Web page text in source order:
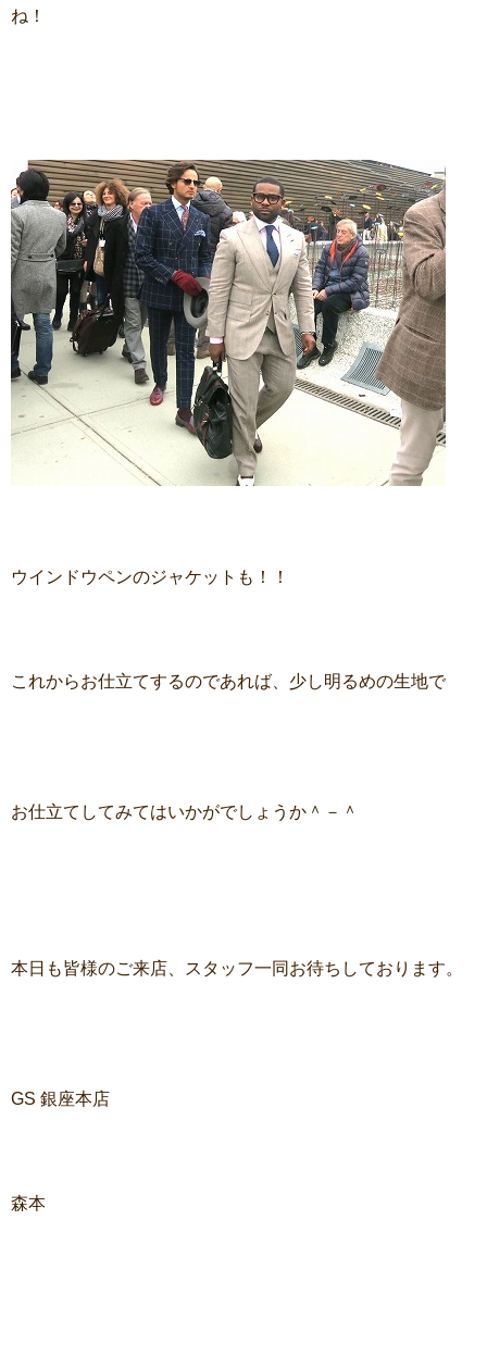
ね！
ウインドウペンのジャケットも！！
これからお仕立てするのであれば、少し明るめの生地で
お仕立てしてみてはいかがでしょうか＾－＾
本日も皆様のご来店、スタッフ一同お待ちしております。
GS 銀座本店
森本